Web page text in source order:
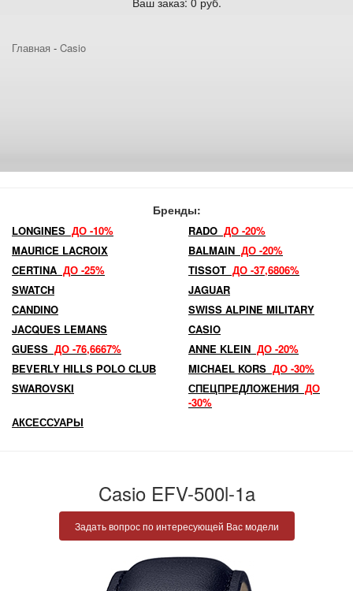
Главная - Casio
Бренды:
LONGINES ДО -10% RADO ДО -20%
MAURICE LACROIX
BALMAIN ДО -20%
CERTINA ДО -25% TISSOT ДО -37,6806%
SWATCH
JAGUAR
CANDINO
SWISS ALPINE MILITARY
JACQUES LEMANS
CASIO
GUESS ДО -76,6667% ANNE KLEIN ДО -20%
BEVERLY HILLS POLO CLUB
MICHAEL KORS ДО -30%
SWAROVSKI
СПЕЦПРЕДЛОЖЕНИЯ ДО
-30%
АКСЕССУАРЫ
Casio EFV-500l-1a
Задать вопрос по интересующей Вас модели